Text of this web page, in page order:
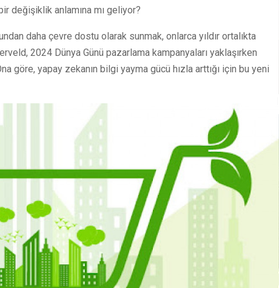
değişiklik anlamına mı geliyor?
daha çevre dostu olarak sunmak, onlarca yıldır ortalıkta
2024 Dünya Günü pazarlama kampanyaları yaklaşırken
göre, yapay zekanın bilgi yayma gücü hızla arttığı için bu yeni